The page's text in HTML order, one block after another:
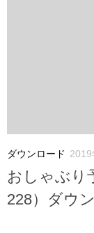
ダウンロード 2019
おしゃぶり
228）ダウ